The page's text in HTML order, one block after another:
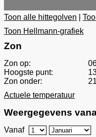
Toon alle hittegolven
Toon Hellmann-grafiek
Zon
Zon op:
Hoogste punt:
Zon onder:
Actuele temperatuur
Weergegevens
Vanaf